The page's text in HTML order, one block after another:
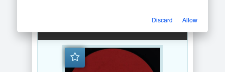
Discard Allow